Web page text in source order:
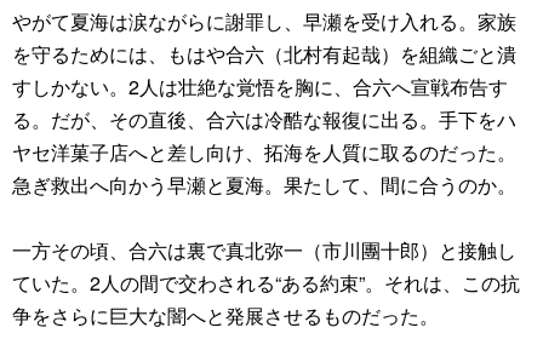
やがて夏海は涙ながらに謝罪し、早瀬を受け入れる。家族
を守るためには、もはや合六（北村有起哉）を組織ごと潰
すしかない。2人は壮絶な覚悟を胸に、合六へ宣戦布告す
る。だが、その直後、合六は冷酷な報復に出る。手下をハ
ヤセ洋菓子店へと差し向け、拓海を人質に取るのだった。
急ぎ救出へ向かう早瀬と夏海。果たして、間に合うのか。
一方その頃、合六は裏で真北弥一（市川團十郎）と接触し
ていた。2人の間で交わされる“ある約束”。それは、この抗
争をさらに巨大な闇へと発展させるものだった。